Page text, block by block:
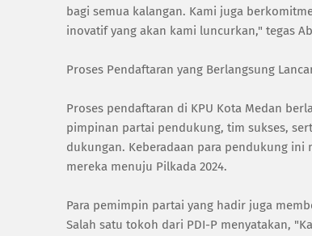
bagi semua kalangan. Kami juga
inovatif yang akan kami luncurkan," tegas
Proses Pendaftaran yang Berlangsung
Proses pendaftaran di KPU Kota Medan
pimpinan partai pendukung, tim sukses,
dukungan. Keberadaan para pendukung
mereka menuju Pilkada 2024.
Para pemimpin partai yang hadir juga
Salah satu tokoh dari PDI-P menyatakan,